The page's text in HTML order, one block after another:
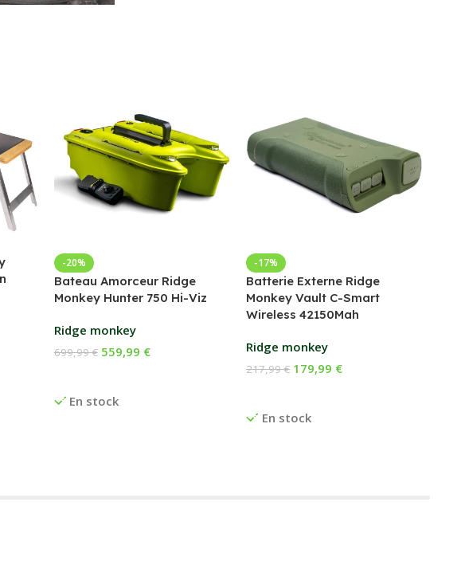
-20%
Bateau Amorceur Ridge
Monkey Hunter 750 Hi-Viz
Ridge monkey
En stock
699,99€ 559,99 €
-17%
Batterie Externe Ridge
Monkey Vault C-Smart
Wireless 42150Mah
Ridge monkey
En stock
217,99€ 179,99 €